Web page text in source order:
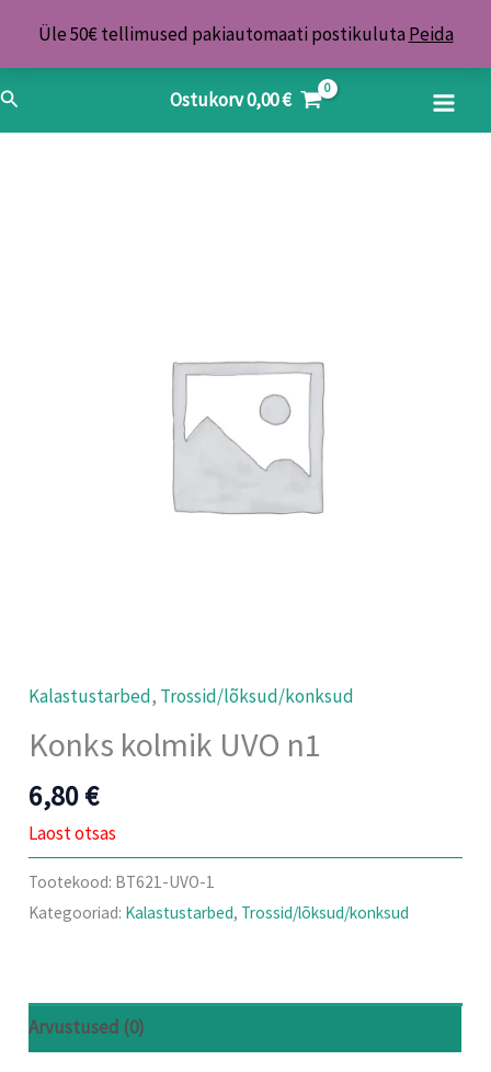
Üle 50€ tellimused pakiautomaati postikuluta Peida
content
Search Ostukorv0,00€
Kalastustarbed, Trossid/lõksud/konksud
Konks kolmik UVO n1
6,80€
Laost otsas
Tootekood: BT621-UVO-1
Kategooriad: Kalastustarbed, Trossid/lõksud/konksud
Arvustused (0)